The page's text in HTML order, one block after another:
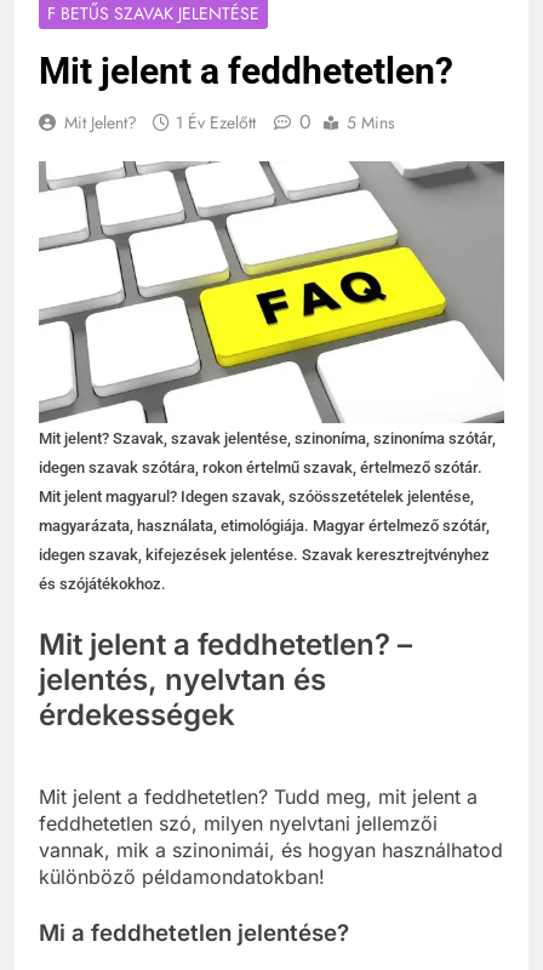
F BETŰS SZAVAK JELENTÉSE
Mit jelent a feddhetetlen?
Mit Jelent? 1 Év Ezelőtt 0 5 Mins
Mit jelent? Szavak, szavak jelentése, szinoníma, szinoníma szótár,
idegen szavak szótára, rokon értelmű szavak, értelmező szótár.
Mit jelent magyarul? Idegen szavak, szóösszetételek jelentése,
magyarázata, használata, etimológiája. Magyar értelmező szótár,
idegen szavak, kifejezések jelentése. Szavak keresztrejtvényhez
és szójátékokhoz.
Mit jelent a feddhetetlen? –
jelentés, nyelvtan és
érdekességek
Mit jelent a feddhetetlen? Tudd meg, mit jelent a
feddhetetlen szó, milyen nyelvtani jellemzői
vannak, mik a szinonimái, és hogyan használhatod
különböző példamondatokban!
Mi a feddhetetlen jelentése?